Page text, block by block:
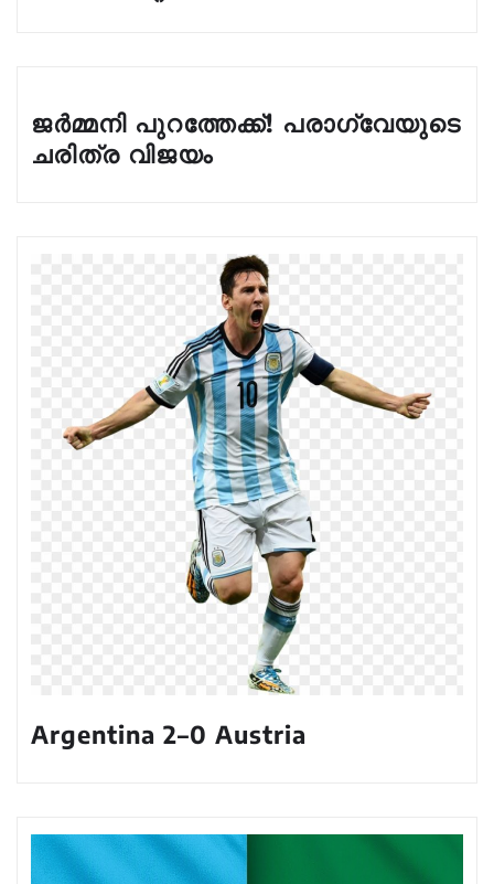
ജർമ്മനി പുറത്തേക്ക്! പരാഗ്വേയുടെ
ചരിത്ര വിജയം
Argentina 2–0 Austria